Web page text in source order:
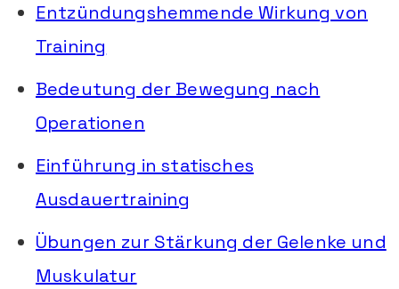
Entzündungshemmende Wirkung von
Training
Bedeutung der Bewegung nach
Operationen
Einführung in statisches
Ausdauertraining
Übungen zur Stärkung der Gelenke und
Muskulatur